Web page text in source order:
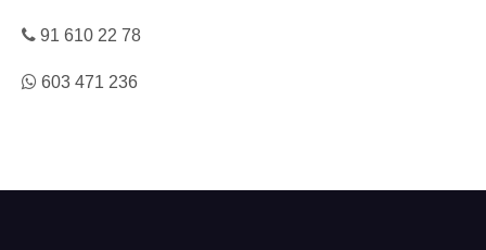
91 610 22 78
603 471 236